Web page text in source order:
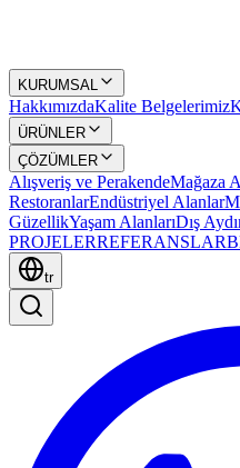
KURUMSAL
HakkımızdaKalite Belgelerimiz
ÜRÜNLER
ÇÖZÜMLER
Alışveriş ve PerakendeMağaza
RestoranlarEndüstriyel Alanlar
GüzellikYaşam AlanlarıDış
PROJELERREFERANSLAR
tr